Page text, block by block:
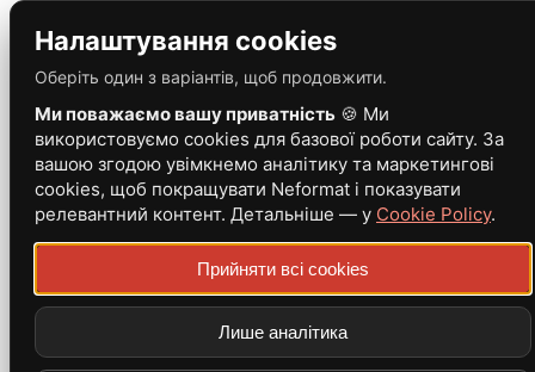
Налаштування cookies
Оберіть один з варіантів, щоб продовжити.
Ми поважаємо вашу приватність 🍪 Ми
використовуємо cookies для базової роботи сайту. За
вашою згодою увімкнемо аналітику та маркетингові
cookies, щоб покращувати Neformat і показувати
релевантний контент. Детальніше — у Cookie Policy.
Прийняти всі cookies
Лише аналітика